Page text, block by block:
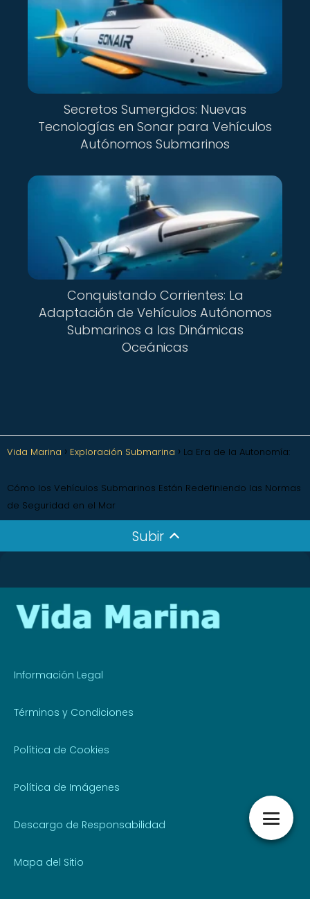
Secretos Sumergidos: Nuevas
Tecnologías en Sonar para Vehículos
Autónomos Submarinos
Conquistando Corrientes: La
Adaptación de Vehículos Autónomos
Submarinos a las Dinámicas
Oceánicas
Vida Marina Exploración Submarina La Era de la Autonomía:
Cómo los Vehículos Submarinos Están Redefiniendo las Normas
de Seguridad en el Mar
Subir
Información Legal
Términos y Condiciones
Política de Cookies
Política de Imágenes
Descargo de Responsabilidad
Mapa del Sitio